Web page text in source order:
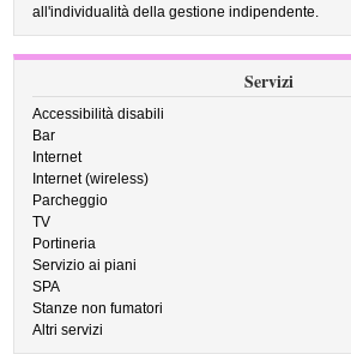
all'individualità della gestione indipendente.
Servizi
Accessibilità disabili
Bar
Internet
Internet (wireless)
Parcheggio
TV
Portineria
Servizio ai piani
SPA
Stanze non fumatori
Altri servizi